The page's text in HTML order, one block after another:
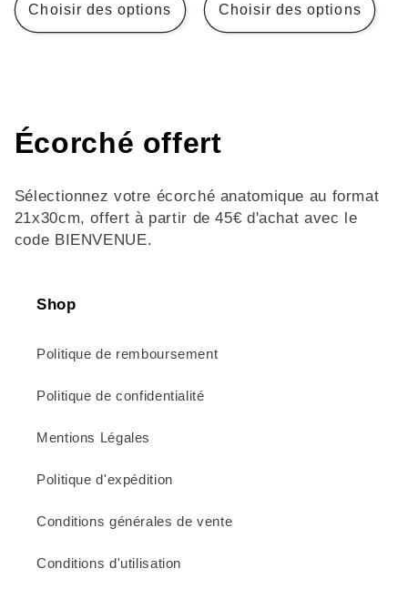
Choisir des options Choisir des options
C
l
l
Écorché offert
Sélectionnez votre écorché anatomique au format
21x30cm, offert à partir de 45€ d'achat avec le
code BIENVENUE.
Shop
Politique de remboursement
Politique de confidentialité
Mentions Légales
Politique d'expédition
Conditions générales de vente
Conditions d'utilisation